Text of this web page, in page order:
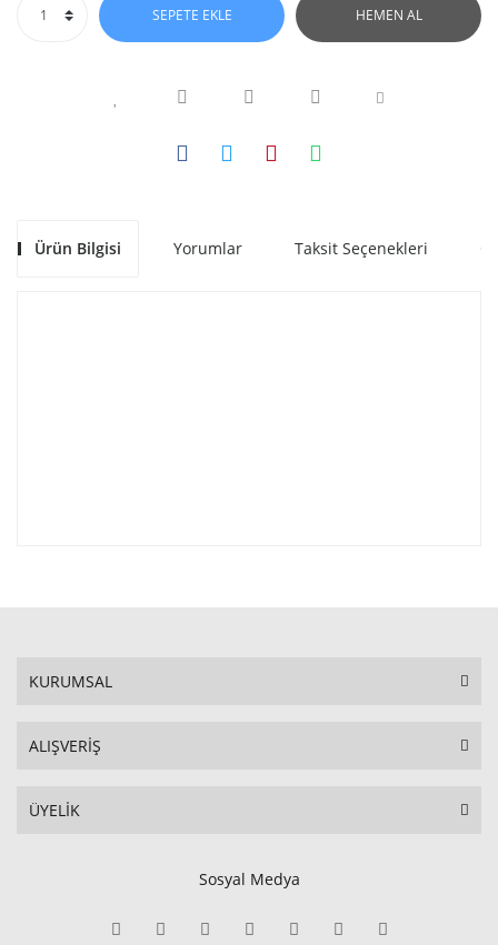
SEPETE EKLE HEMEN AL
Ürün Bilgisi Yorumlar Taksit Seçenekleri
KURUMSAL
ALIŞVERİŞ
ÜYELİK
Sosyal Medya